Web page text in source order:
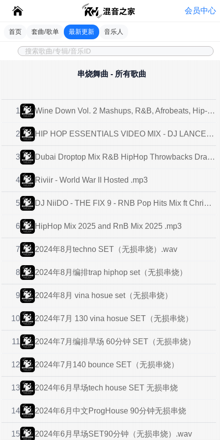
会员中心
首页 套曲/歌单 最新更新 音乐人
串烧舞曲 - 所有歌曲
1 Wine Down Vol. 2 Mashups, R&B, Afrobeats, Hip-Hop SZA, Brent Faiyaz, Kendrick.. mix .mp3
2 HIP HOP ESSENTIALS VIDEO MIX - DJ LANCE THE MAN.mp3
3 Dubai Droptop Mix R&B HipHop Throwbacks Drake, Lil Wayne, Nicki Minaj, Jay Z, Beyonce, 50 Cent - Chris K The DJ.mp3
4 Riviir - World War II Hosted .mp3
5 DJ NiiDO - THE FIX 9 - RNB Pop Hits Mix ft Chris Brown Ciara Doja (What it Is, How We Roll) (hearthis.at).mp3
6 HipHop Mix 2025 and RnB Mix 2025 .mp3
7 2024年8月techno SET（无损串烧）.wav
8 2024年8月编排trap hiphop set（无损串烧）
9 2024年8月 vina hosue set（无损串烧）
10 2024年7月 130 vina hosue SET（无损串烧）
11 2024年7月编排早场 60分钟 SET（无损串烧）
12 2024年7月140 bounce SET（无损串烧）
13 2024年6月早场tech house SET 无损串烧
14 2024年6月中文ProgHouse 90分钟无损串烧
15 2024年6月早场SET90分钟（无损串烧）.wav